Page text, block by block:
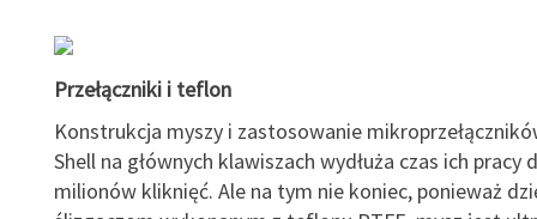
Przełączniki i teflon
Konstrukcja myszy i zastosowanie
Shell na głównych klawiszach wydłuża czas ich pracy
milionów kliknięć. Ale na tym nie koniec, ponieważ